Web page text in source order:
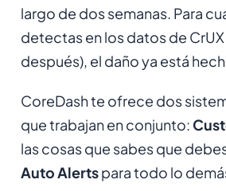
largo de dos semanas. Para
detectas en los datos de CrUX
después), el daño ya está
CoreDash te ofrece dos
que trabajan en conjunto:
las cosas que sabes que
Auto Alertspara todo lo